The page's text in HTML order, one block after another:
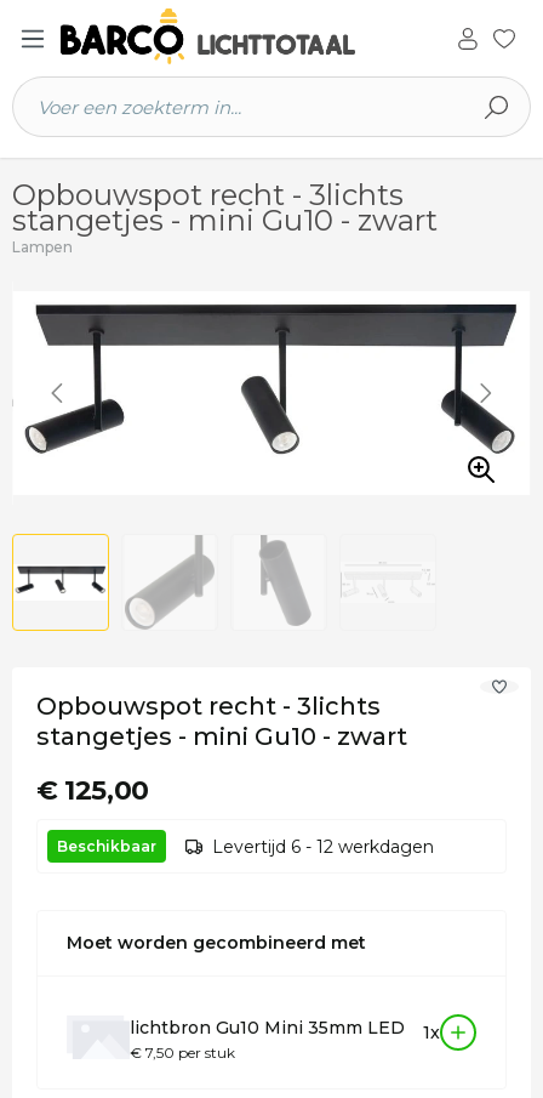
hoofdinhoud
Opbouwspot recht - 3lichts
stangetjes - mini Gu10 - zwart
Lampen
Opbouwspot recht - 3lichts
stangetjes - mini Gu10 - zwart
€ 125,00
Beschikbaar Levertijd 6 - 12 werkdagen
Moet worden gecombineerd met
lichtbron Gu10 Mini 35mm LED
€ 7,50 per stuk
1x